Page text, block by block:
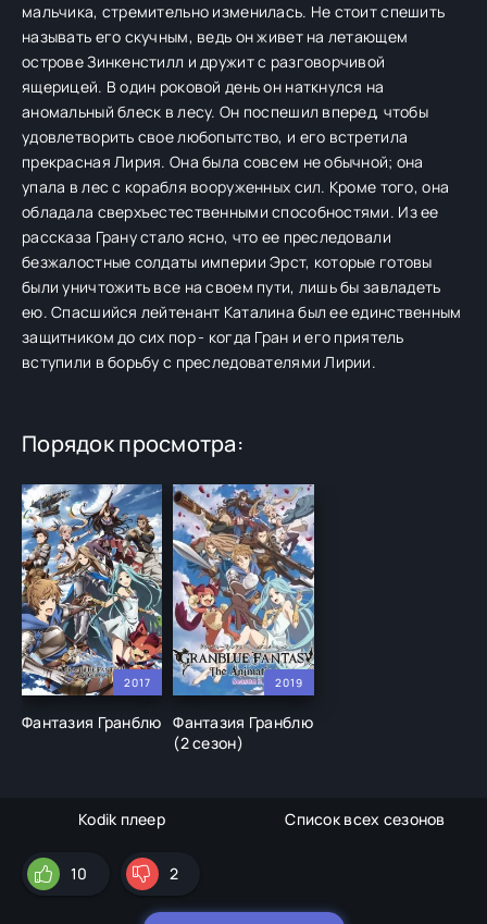
мальчика, стремительно изменилась. Не стоит спешить
называть его скучным, ведь он живет на летающем
острове Зинкенстилл и дружит с разговорчивой
ящерицей. В один роковой день он наткнулся на
аномальный блеск в лесу. Он поспешил вперед, чтобы
удовлетворить свое любопытство, и его встретила
прекрасная Лирия. Она была совсем не обычной; она
упала в лес с корабля вооруженных сил. Кроме того, она
обладала сверхъестественными способностями. Из ее
рассказа Грану стало ясно, что ее преследовали
безжалостные солдаты империи Эрст, которые готовы
были уничтожить все на своем пути, лишь бы завладеть
ею. Спасшийся лейтенант Каталина был ее единственным
защитником до сих пор - когда Гран и его приятель
вступили в борьбу с преследователями Лирии.
Порядок просмотра:
2017
Фантазия Гранблю
2019
Фантазия Гранблю
(2 сезон)
Kodik плеер Список всех сезонов
10 2